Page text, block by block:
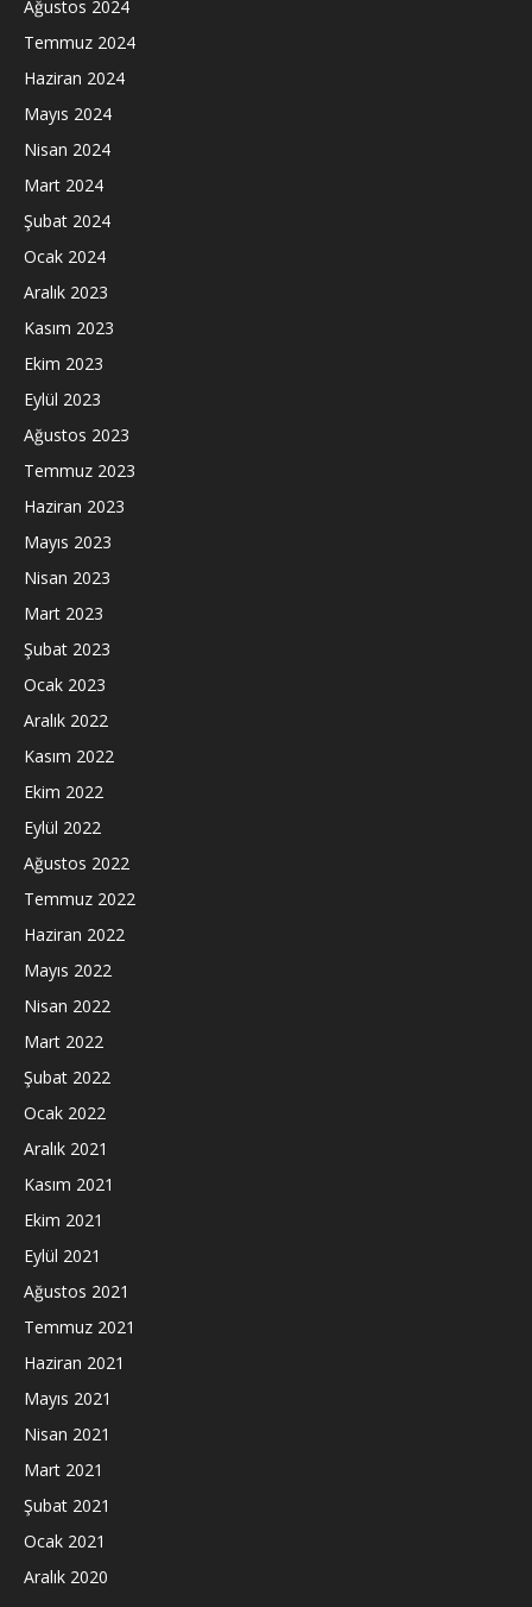
Ağustos 2024
Temmuz 2024
Haziran 2024
Mayıs 2024
Nisan 2024
Mart 2024
Şubat 2024
Ocak 2024
Aralık 2023
Kasım 2023
Ekim 2023
Eylül 2023
Ağustos 2023
Temmuz 2023
Haziran 2023
Mayıs 2023
Nisan 2023
Mart 2023
Şubat 2023
Ocak 2023
Aralık 2022
Kasım 2022
Ekim 2022
Eylül 2022
Ağustos 2022
Temmuz 2022
Haziran 2022
Mayıs 2022
Nisan 2022
Mart 2022
Şubat 2022
Ocak 2022
Aralık 2021
Kasım 2021
Ekim 2021
Eylül 2021
Ağustos 2021
Temmuz 2021
Haziran 2021
Mayıs 2021
Nisan 2021
Mart 2021
Şubat 2021
Ocak 2021
Aralık 2020